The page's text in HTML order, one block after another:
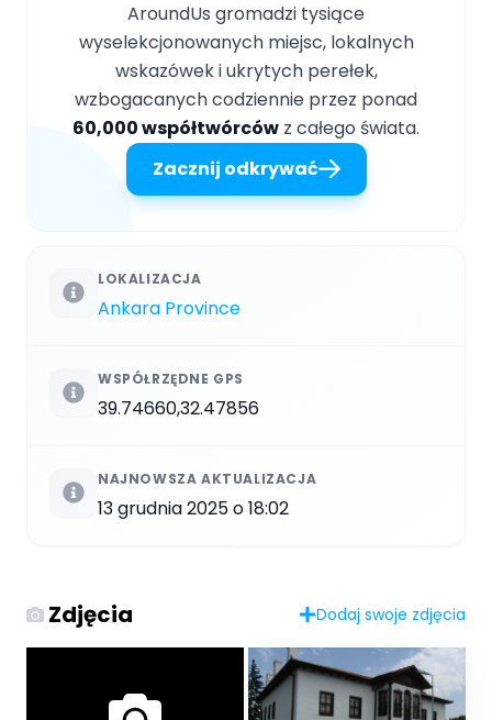
AroundUs gromadzi tysiące
wyselekcjonowanych miejsc, lokalnych
wskazówek i ukrytych perełek,
wzbogacanych codziennie przez ponad
60,000 współtwórców z całego świata.
Zacznij odkrywać
LOKALIZACJA
Ankara Province
WSPÓŁRZĘDNE GPS
39.74660,32.47856
NAJNOWSZA AKTUALIZACJA
13 grudnia 2025 o 18:02
Zdjęcia Dodaj swoje zdjęcia